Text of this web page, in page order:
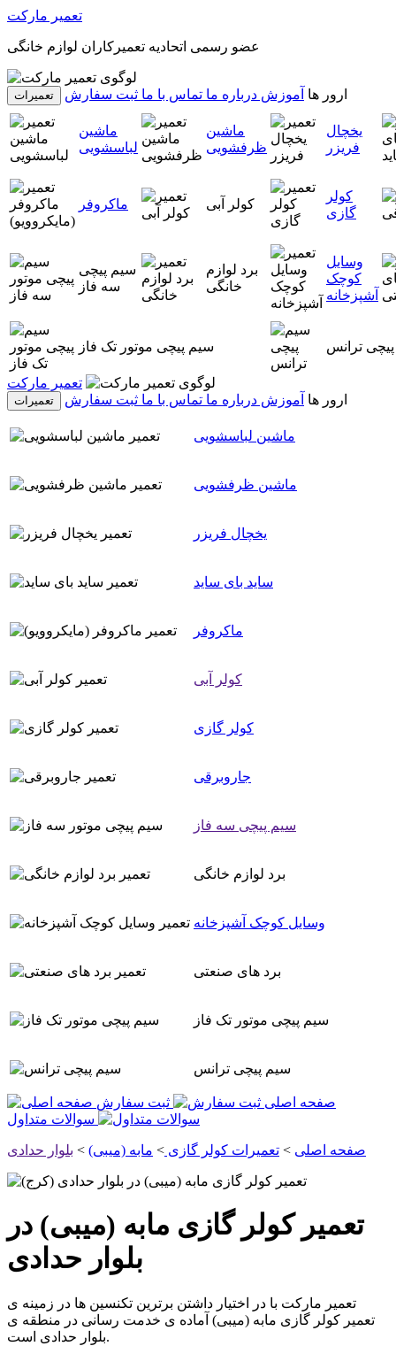
تعمیر مارکت
عضو رسمی اتحادیه تعمیرکاران لوازم خانگی
تعمیرات ارور ها آموزش درباره ما تماس با ما ثبت سفارش
ماشین
لباسشویی
ماشین
ظرفشویی
یخچال
فریزر
ماکروفر کولر آبی
کولر
گازی
سیم پیچی
سه فاز
برد لوازم
خانگی
وسایل
کوچک
آشپزخانه
سیم پیچی موتور تک فاز ترانس
تعمیر مارکت
تعمیرات ارور ها آموزش درباره ما تماس با ما ثبت سفارش
ماشین لباسشویی
ماشین ظرفشویی
یخچال فریزر
ساید بای ساید
ماکروفر
کولر آبی
کولر گازی
جاروبرقی
سیم پیچی سه فاز
برد لوازم خانگی
وسایل کوچک آشپزخانه
برد های صنعتی
سیم پیچی موتور تک فاز
سیم پیچی ترانس
صفحه اصلی
ثبت سفارش
سوالات متداول
صفحه اصلی > تعمیرات کولر گازی > مابه (میبی) > بلوار حدادی
تعمیر کولر گازی مابه (میبی) در
بلوار حدادی
تعمیر مارکت با در اختیار داشتن برترین تکنسین ها در زمینه ی
تعمیر کولر گازی مابه (میبی) آماده ی خدمت رسانی در منطقه ی
بلوار حدادیاست.